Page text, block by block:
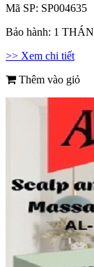
Mã SP: SP004635
Bảo hành: 1
>> Xem chi tiết
Thêm vào giỏ